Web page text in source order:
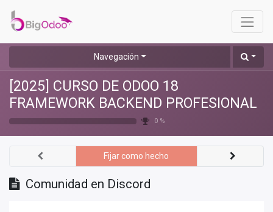
Navegación
[2025] CURSO DE ODOO 18
FRAMEWORK BACKEND PROFESIONAL
0 %
Comunidad en Discord
Fijar como hecho